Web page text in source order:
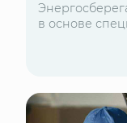
в основе